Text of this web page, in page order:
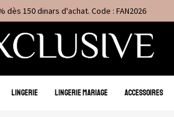
dès 150 dinars d'achat. Code : FAN2026
LINGERIE LINGERIE MARIAGE ACCESSOIRES